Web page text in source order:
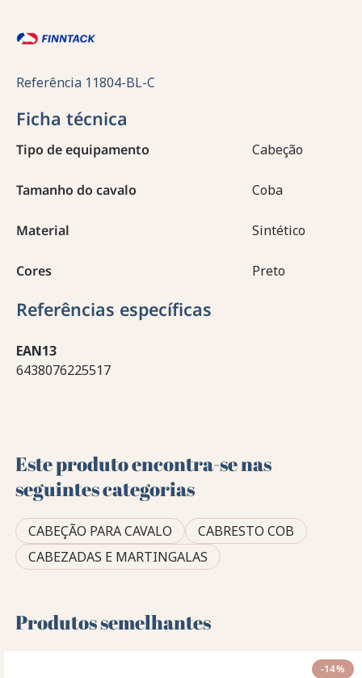
Referência 11804-BL-C
Ficha técnica
Tipo de equipamento Cabeção
Tamanho do cavalo Coba
Material Sintético
Cores Preto
Referências específicas
EAN13
6438076225517
Este produto encontra-se nas
seguintes categorias
CABEÇÃO PARA CAVALO
CABRESTO COB
CABEZADAS E MARTINGALAS
Produtos semelhantes
-14%